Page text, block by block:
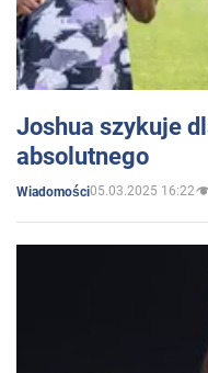
Joshua szykuje
absolutnego
Wiadomości05.03.2025 16:22